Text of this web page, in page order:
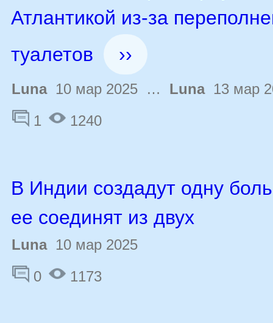
Атлантикой из-за
туалетов
››
Luna10 мар 2025 … Luna13 мар
1
1240
В Индии создадут одну
ее соединят из двух
Luna10 мар 2025
0
1173